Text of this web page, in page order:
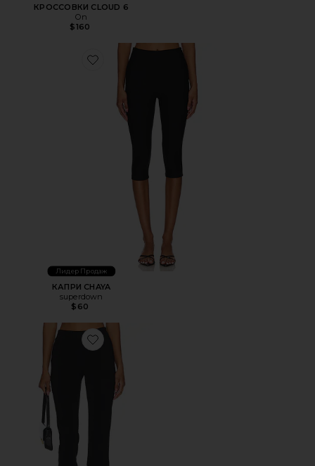
КРОССОВКИ CLOUD 6
On
$160
Favorite КАПРИ CHAYA
Лидер Продаж
КАПРИ CHAYA
superdown
$60
Favorite КАПРИ